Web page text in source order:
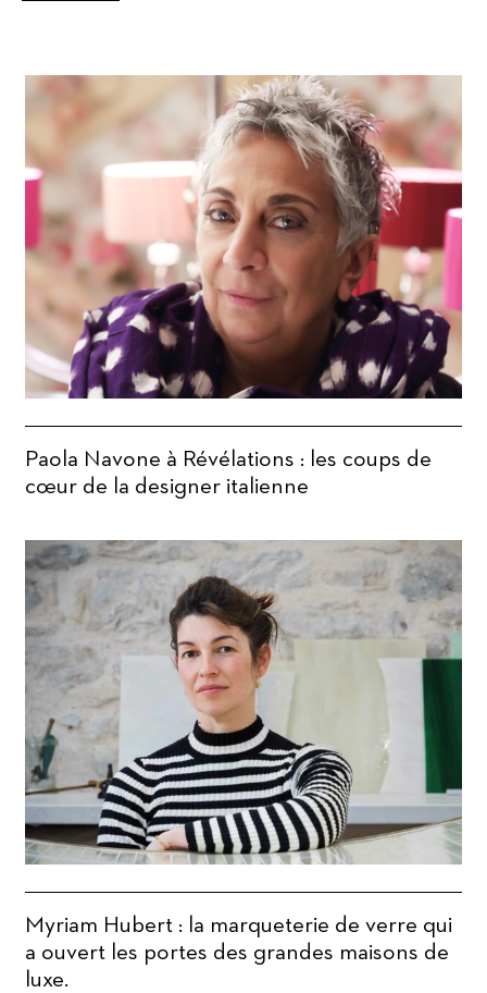
Paola Navone à Révélations : les coups de
cœur de la designer italienne
Myriam Hubert : la marqueterie de verre qui
a ouvert les portes des grandes maisons de
luxe.